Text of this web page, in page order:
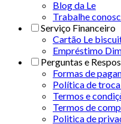
Blog da Le
Trabalhe
Serviço Financeiro
Cartão Le
Empréstimo
Perguntas e
Formas de
Política de
Termos e
Termos de
Politica de